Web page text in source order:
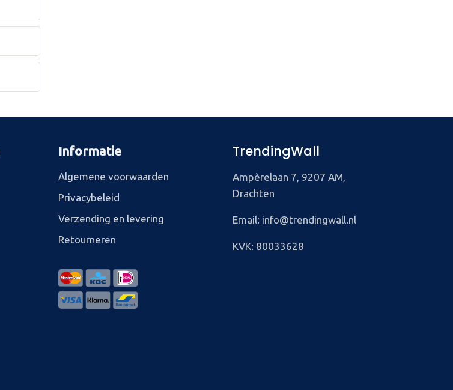
Informatie
Algemene voorwaarden
Privacybeleid
Verzending en levering
Retourneren
TrendingWall
Ampèrelaan 7, 9207 AM,
Drachten
Email: info@trendingwall.nl
KVK: 80033628